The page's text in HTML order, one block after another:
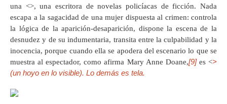
una <>, una escritora de novelas policíacas de ficción. Nada
escapa a la sagacidad de una mujer dispuesta al crimen: controla
la lógica de la aparición-desaparición, dispone la escena de la
desnudez y de su indumentaria, transita entre la culpabilidad y la
inocencia, porque cuando ella se apodera del escenario lo que se
muestra al espectador, como afirma Mary Anne Doane,[9]es <>
(un hoyo en lo visible). Lo demás es tela.